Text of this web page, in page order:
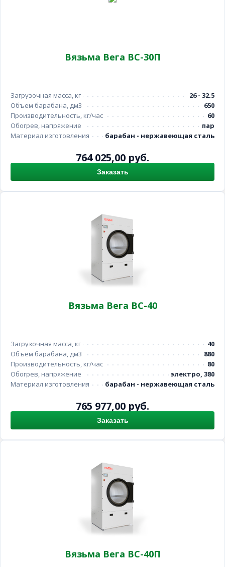
Вязьма Вега ВС-30П
Загрузочная масса, кг
26 - 32.5
Объем барабана, дм3
650
Производительность, кг/час
60
Обогрев, напряжение
пар
Материал изготовления
барабан - нержавеющая сталь
764 025,00 руб.
Заказать
Вязьма Вега ВС-40
Загрузочная масса, кг
40
Объем барабана, дм3
880
Производительность, кг/час
80
Обогрев, напряжение
электро, 380
Материал изготовления
барабан - нержавеющая сталь
765 977,00 руб.
Заказать
Вязьма Вега ВС-40П